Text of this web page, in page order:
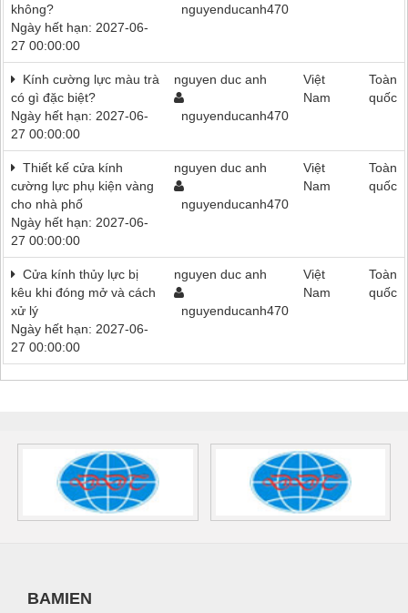
không?
Ngày hết hạn: 2027-06-
27 00:00:00
nguyenducanh470
Kính cường lực màu trà
có gì đặc biệt?
Ngày hết hạn: 2027-06-
27 00:00:00
nguyen duc anh
nguyenducanh470
Việt
Nam
Toàn
quốc
Thiết kế cửa kính
cường lực phụ kiện vàng
cho nhà phố
Ngày hết hạn: 2027-06-
27 00:00:00
nguyen duc anh
nguyenducanh470
Việt
Nam
Toàn
quốc
Cửa kính thủy lực bị
kêu khi đóng mở và cách
xử lý
Ngày hết hạn: 2027-06-
27 00:00:00
nguyen duc anh
nguyenducanh470
Việt
Nam
Toàn
quốc
BAMIEN